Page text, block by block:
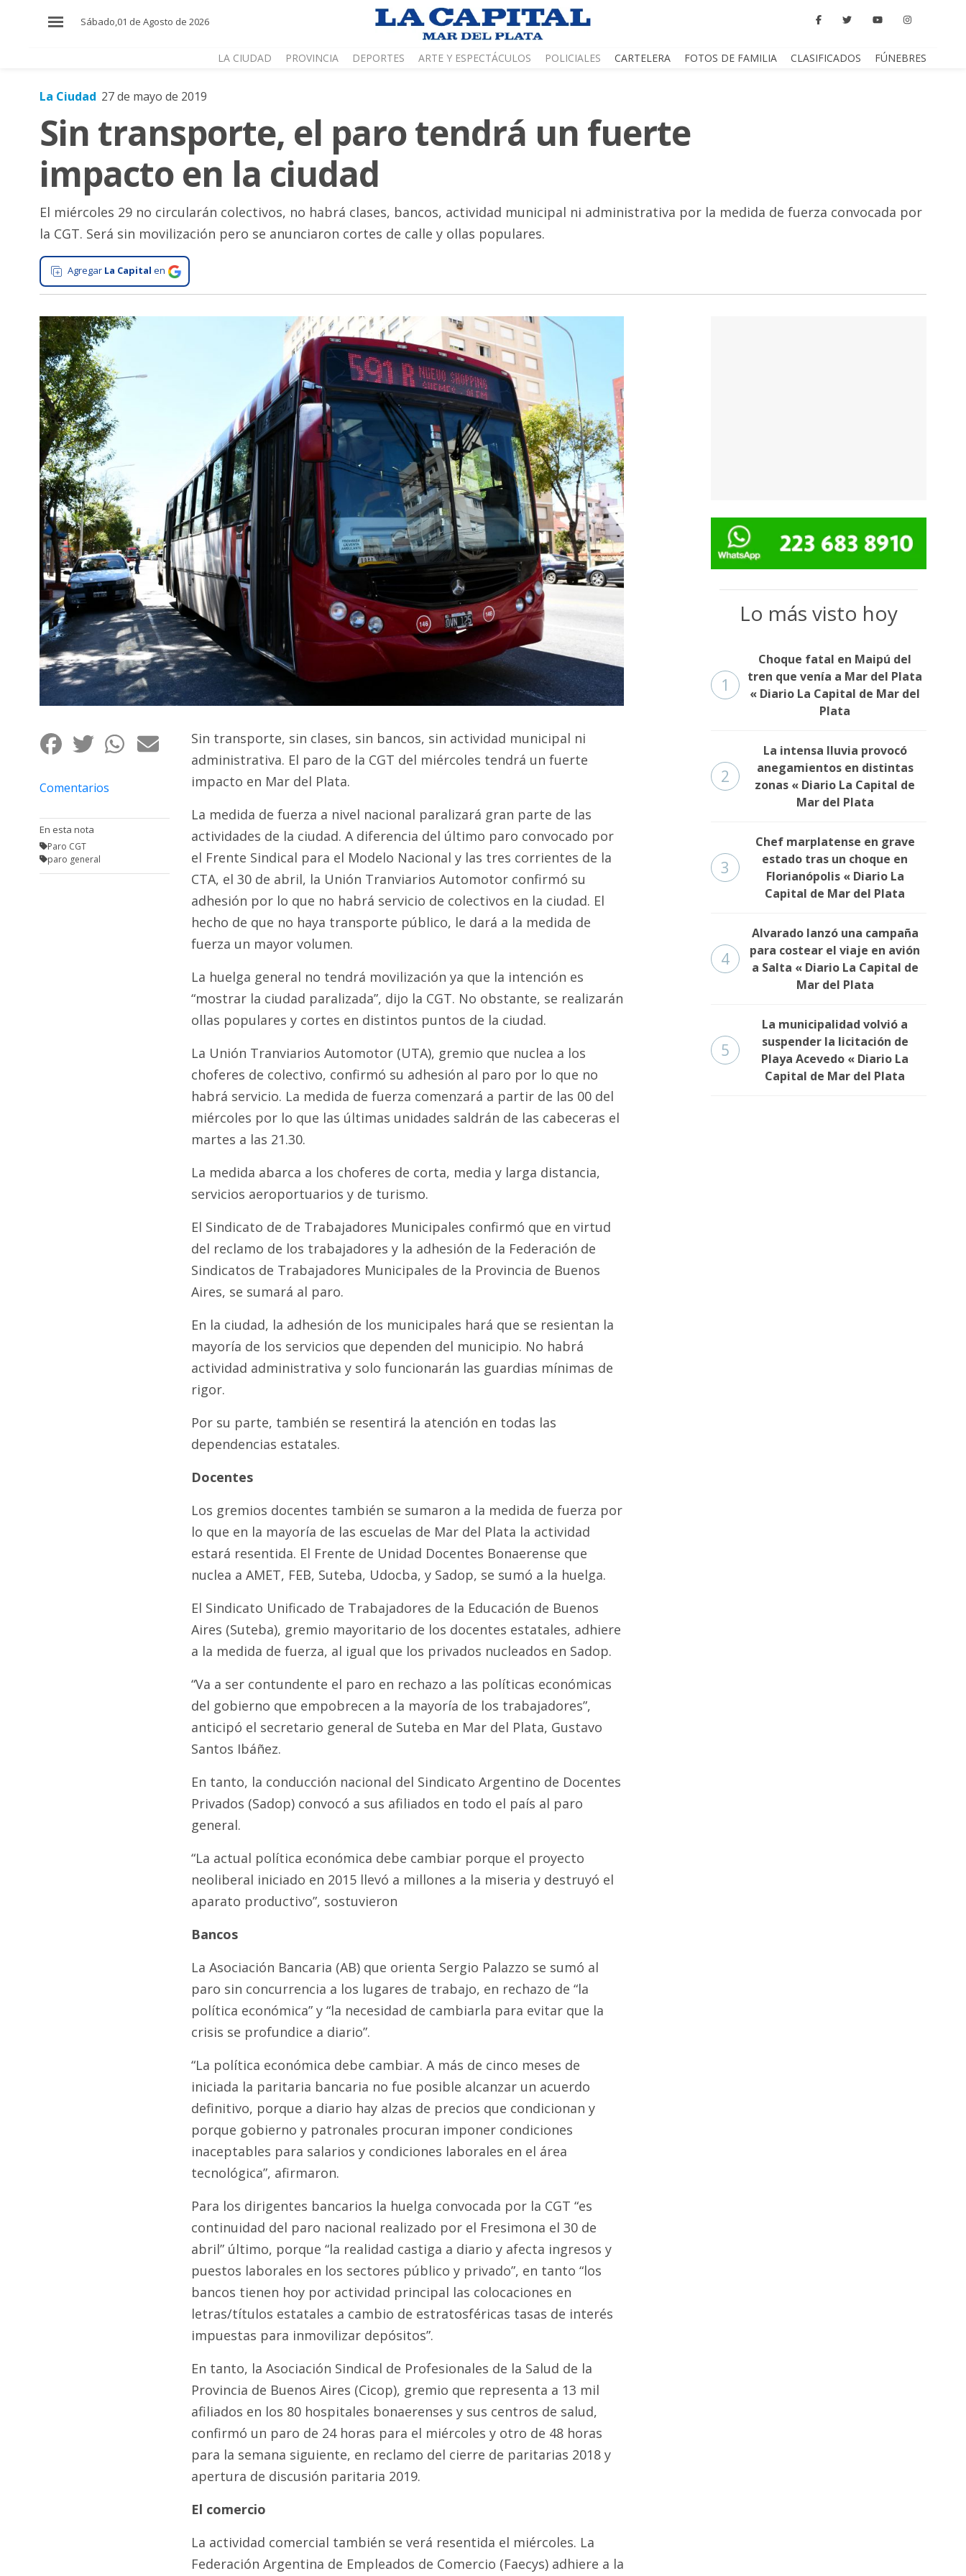
Sábado,01 de Agosto de 2026
LA CIUDAD PROVINCIA DEPORTES ARTE Y ESPECTÁCULOS POLICIALES CARTELERA FOTOS DE FAMILIA CLASIFICADOS FÚNEBRES
Mundo
Zona
Cultura
Tecnología
Gastronomía
Salud
Interés
General
Ciudad
Deportes
Espectáculos
Policiales
Cartelera
Fotos
Familia
Clasificados
Fúnebres
La Ciudad 27 de mayo de 2019
Sin transporte, el paro tendrá un fuerte
impacto en la ciudad
El miércoles 29 no circularán colectivos, no habrá clases, bancos, actividad municipal ni administrativa por la medida de fuerza convocada por
la CGT. Será sin movilización pero se anunciaron cortes de calle y ollas populares.
Agregar La Capital en
Comentarios
En esta nota
Paro CGT
paro general
Sin transporte, sin clases, sin bancos, sin actividad municipal ni
administrativa. El paro de la CGT del miércoles tendrá un fuerte
impacto en Mar del Plata.
La medida de fuerza a nivel nacional paralizará gran parte de las
actividades de la ciudad. A diferencia del último paro convocado por
el Frente Sindical para el Modelo Nacional y las tres corrientes de la
CTA, el 30 de abril, la Unión Tranviarios Automotor confirmó su
adhesión por lo que no habrá servicio de colectivos en la ciudad. El
hecho de que no haya transporte público, le dará a la medida de
fuerza un mayor volumen.
La huelga general no tendrá movilización ya que la intención es
“mostrar la ciudad paralizada”, dijo la CGT. No obstante, se realizarán
ollas populares y cortes en distintos puntos de la ciudad.
La Unión Tranviarios Automotor (UTA), gremio que nuclea a los
choferes de colectivo, confirmó su adhesión al paro por lo que no
habrá servicio. La medida de fuerza comenzará a partir de las 00 del
miércoles por lo que las últimas unidades saldrán de las cabeceras el
martes a las 21.30.
La medida abarca a los choferes de corta, media y larga distancia,
servicios aeroportuarios y de turismo.
El Sindicato de de Trabajadores Municipales confirmó que en virtud
del reclamo de los trabajadores y la adhesión de la Federación de
Sindicatos de Trabajadores Municipales de la Provincia de Buenos
Aires, se sumará al paro.
En la ciudad, la adhesión de los municipales hará que se resientan la
mayoría de los servicios que dependen del municipio. No habrá
actividad administrativa y solo funcionarán las guardias mínimas de
rigor.
Por su parte, también se resentirá la atención en todas las
dependencias estatales.
Docentes
Los gremios docentes también se sumaron a la medida de fuerza por
lo que en la mayoría de las escuelas de Mar del Plata la actividad
estará resentida. El Frente de Unidad Docentes Bonaerense que
nuclea a AMET, FEB, Suteba, Udocba, y Sadop, se sumó a la huelga.
El Sindicato Unificado de Trabajadores de la Educación de Buenos
Aires (Suteba), gremio mayoritario de los docentes estatales, adhiere
a la medida de fuerza, al igual que los privados nucleados en Sadop.
“Va a ser contundente el paro en rechazo a las políticas económicas
del gobierno que empobrecen a la mayoría de los trabajadores”,
anticipó el secretario general de Suteba en Mar del Plata, Gustavo
Santos Ibáñez.
En tanto, la conducción nacional del Sindicato Argentino de Docentes
Privados (Sadop) convocó a sus afiliados en todo el país al paro
general.
“La actual política económica debe cambiar porque el proyecto
neoliberal iniciado en 2015 llevó a millones a la miseria y destruyó el
aparato productivo”, sostuvieron
Bancos
La Asociación Bancaria (AB) que orienta Sergio Palazzo se sumó al
paro sin concurrencia a los lugares de trabajo, en rechazo de “la
política económica” y “la necesidad de cambiarla para evitar que la
crisis se profundice a diario”.
“La política económica debe cambiar. A más de cinco meses de
iniciada la paritaria bancaria no fue posible alcanzar un acuerdo
definitivo, porque a diario hay alzas de precios que condicionan y
porque gobierno y patronales procuran imponer condiciones
inaceptables para salarios y condiciones laborales en el área
tecnológica”, afirmaron.
Para los dirigentes bancarios la huelga convocada por la CGT “es
continuidad del paro nacional realizado por el Fresimona el 30 de
abril” último, porque “la realidad castiga a diario y afecta ingresos y
puestos laborales en los sectores público y privado”, en tanto “los
bancos tienen hoy por actividad principal las colocaciones en
letras/títulos estatales a cambio de estratosféricas tasas de interés
impuestas para inmovilizar depósitos”.
En tanto, la Asociación Sindical de Profesionales de la Salud de la
Provincia de Buenos Aires (Cicop), gremio que representa a 13 mil
afiliados en los 80 hospitales bonaerenses y sus centros de salud,
confirmó un paro de 24 horas para el miércoles y otro de 48 horas
para la semana siguiente, en reclamo del cierre de paritarias 2018 y
apertura de discusión paritaria 2019.
El comercio
La actividad comercial también se verá resentida el miércoles. La
Federación Argentina de Empleados de Comercio (Faecys) adhiere a la
Lo más visto hoy
1
Choque fatal en Maipú del
tren que venía a Mar del Plata
« Diario La Capital de Mar del
Plata
2
La intensa lluvia provocó
anegamientos en distintas
zonas « Diario La Capital de
Mar del Plata
3
Chef marplatense en grave
estado tras un choque en
Florianópolis « Diario La
Capital de Mar del Plata
4
Alvarado lanzó una campaña
para costear el viaje en avión
a Salta « Diario La Capital de
Mar del Plata
5
La municipalidad volvió a
suspender la licitación de
Playa Acevedo « Diario La
Capital de Mar del Plata